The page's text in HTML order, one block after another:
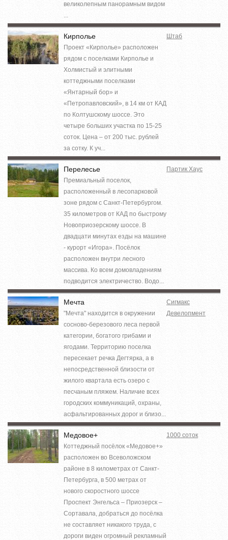
великолепным панорамным видом
Кирполье
Проект «Кирполье» расположен
рядом с поселками Кирполье и
Холмистый и элитными
коттеджными поселками
«Янтарный бор» и
«Петропавловский», в 14 км от КАД
по Колтушскому шоссе. Это
четыре больших участка по 15-25
соток. Цена – от 200 тыс. рублей
за сотку. К уч...
Штаб
Перелесье
Премиальный поселок,
расположенный в лесопарковой
зоне рядом с Санкт-Петербургом.
35 километров от КАД по быстрому
Новоприозерскому шоссе. В
двадцати минутах езды на машине
- курорт «Игора». Посёлок
расположен внутри лесного
массива. Ко всем домовладениям
подводится электричество. Водо...
Партик Хаус
Мечта
"Мечта" находится в окружении
сосново-березового леса первой
категории, богатого грибами и
ягодами. Территорию поселка
пересекает речка Дегтярка, а в
непосредственной близости от
жилого квартала есть озеро с
песчаным пляжем. Наличие всех
городских коммуникаций, охраны,
асфальтированных дорог и близо...
Сигмакс
Девелопмент
Медовое+
Коттеджный посёлок «Медовое+»
расположен во Всеволожском
районе в 8 километрах от Санкт-
Петербурга, в 500 метрах от
нового скоростного шоссе
Проспект Энгельса – Приозерск –
Сортавала, добраться до посёлка
не составляет никакого труда, с
дороги виден огромный рекламный
1000 соток